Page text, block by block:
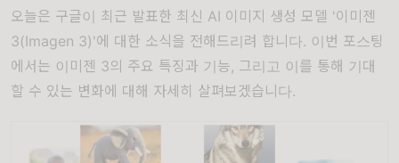
오늘은 구글이 최근 발표한 최신 AI 이미지 생성 모델 '이미젠
3(Imagen 3)'에 대한 소식을 전해드리려 합니다. 이번 포스팅
에서는 이미젠 3의 주요 특징과 기능, 그리고 이를 통해 기대
할 수 있는 변화에 대해 자세히 살펴보겠습니다.